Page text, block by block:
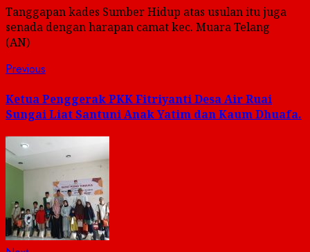
Tanggapan kades Sumber Hidup atas usulan itu juga
senada dengan harapan camat kec. Muara Telang
(AN)
Post
navigation
Previous
Ketua Penggerak PKK Fitriyanti Desa Air Ruai
Sungai Liat Santuni Anak Yatim dan Kaum Dhuafa.